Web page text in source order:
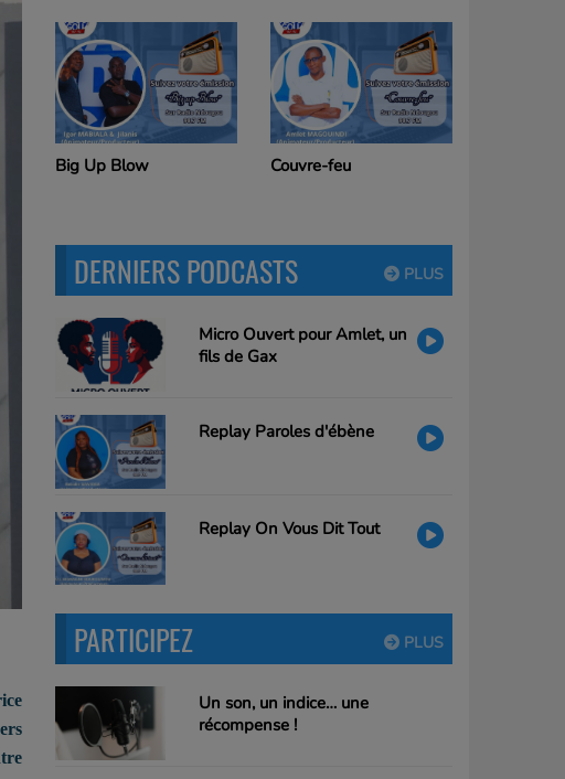
Couvre-feu
PLUS
DERNIERS PODCASTS
Micro Ouvert pour Amlet, un
fils de Gax
Replay Paroles d'ébène
Replay On Vous Dit Tout
PLUS
PARTICIPEZ
Un son, un indice… une
récompense !